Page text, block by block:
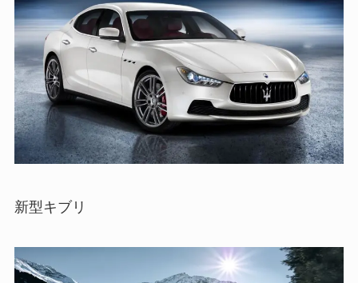
新型キブリ